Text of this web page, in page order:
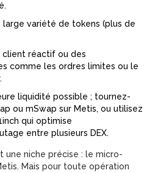
large variété de tokens (plus de
client réactif ou des
comme les ordres limites ou le
liquidité possible ; tournez-
ou mSwap sur Metis, ou utilisez
qui optimise
entre plusieurs DEX.
une niche précise : le micro-
Mais pour toute opération